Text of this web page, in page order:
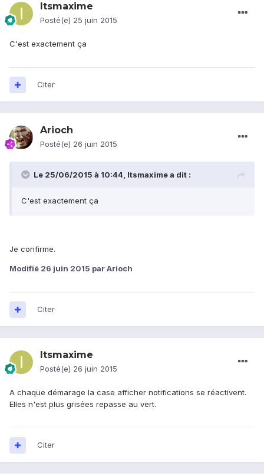
Itsmaxime
Posté(e) 25 juin 2015
C'est exactement ça
Citer
Arioch
Posté(e) 26 juin 2015
Le 25/06/2015 à 10:44, Itsmaxime a dit :
C'est exactement ça
Je confirme.
Modifié 26 juin 2015 par Arioch
Citer
Itsmaxime
Posté(e) 26 juin 2015
A chaque démarage la case afficher notifications se réactivent.
Elles n'est plus grisées repasse au vert.
Citer